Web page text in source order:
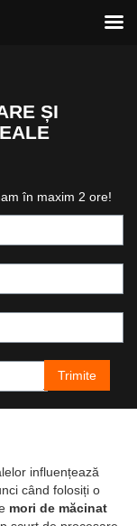
ȘI
în maxim 2 ore!
Trimite
influențează
când folosiți o
mori de măcinat